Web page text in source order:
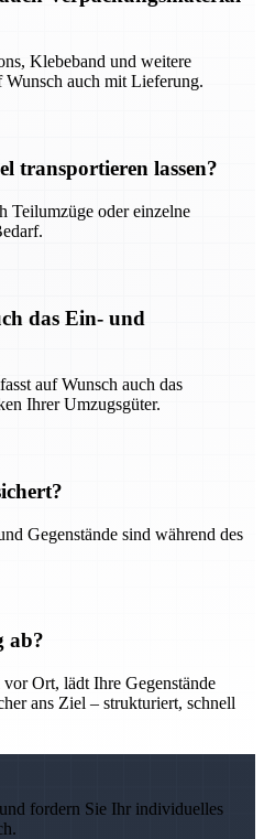
Klebeband und weitere
auch mit Lieferung.
transportieren lassen?
Teilumzüge oder einzelne
das Ein- und
auf Wunsch auch das
Ihrer Umzugsgüter.
Gegenstände sind während des
ab?
Ort, lädt Ihre Gegenstände
ans Ziel – strukturiert, schnell
fordern Sie Ihr individuelles